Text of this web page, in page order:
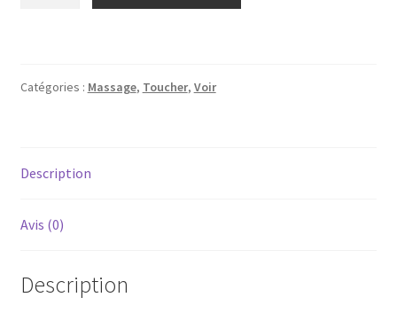
calmant
Catégories : Massage, Toucher, Voir
Description
Avis (0)
Description